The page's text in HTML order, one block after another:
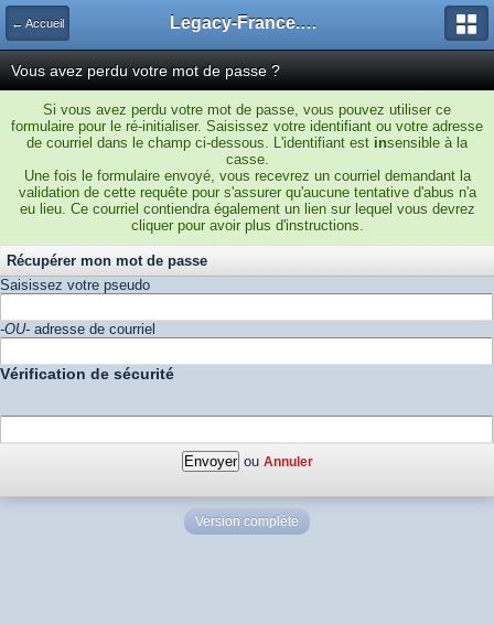
← Accueil Legacy-France.org - Forum
Vous avez perdu votre mot de passe ?
Si vous avez perdu votre mot de passe, vous pouvez utiliser ce
formulaire pour le ré-initialiser. Saisissez votre identifiant ou votre adresse
de courriel dans le champ ci-dessous. L'identifiant est insensible à la
casse.
Une fois le formulaire envoyé, vous recevrez un courriel demandant la
validation de cette requête pour s'assurer qu'aucune tentative d'abus n'a
eu lieu. Ce courriel contiendra également un lien sur lequel vous devrez
cliquer pour avoir plus d'instructions.
Récupérer mon mot de passe
Saisissez votre pseudo
-OU- adresse de courriel
Vérification de sécurité
ou Annuler
Version complète